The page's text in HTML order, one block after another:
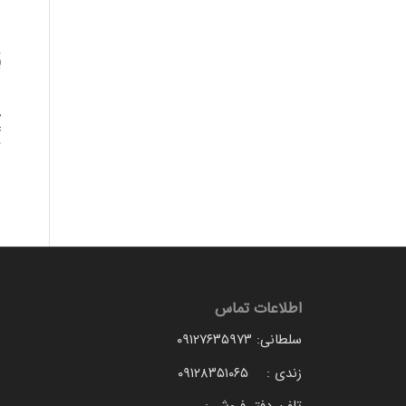
اطلاعات تماس
سلطانی: ۰۹۱۲۷۶۳۵۹۷۳
زندی : ۰۹۱۲۸۳۵۱۰۶۵